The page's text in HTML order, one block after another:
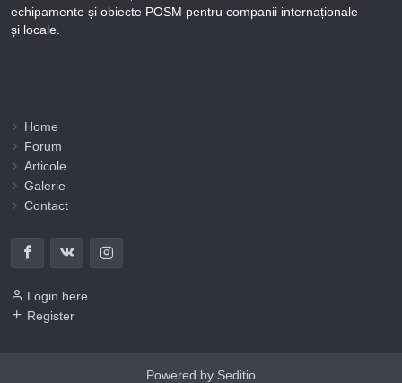
echipamente și obiecte POSM pentru companii internaționale
și locale.
Home
Forum
Articole
Galerie
Contact
Login here
Register
Powered by Seditio